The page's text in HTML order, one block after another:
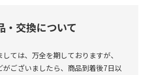
・交換について
ては、万全を期しておりますが、
がございましたら、商品到着後7日以